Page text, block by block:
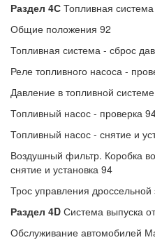
Раздел 4С Топливная
Общие положения 92
Топливная система - сброс
Реле топливного насоса -
Давление в топливной
Топливный насос - проверка
Топливный насос - снятие и
Воздушный фильтр. Коробка
снятие и установка 94
Трос управления дроссельной
Раздел 4D Система выпуска
Обслуживание автомобилей